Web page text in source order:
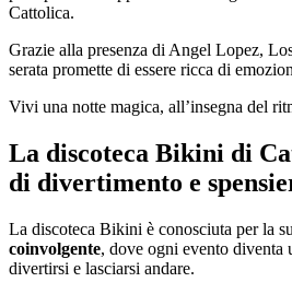
Cattolica.
Grazie alla presenza di Angel Lopez,
serata promette di essere ricca di
Vivi una notte magica, all’insegna del
La discoteca Bikini di
di divertimento e
La discoteca Bikini è conosciuta per la
coinvolgente, dove ogni evento diventa
divertirsi e lasciarsi andare.